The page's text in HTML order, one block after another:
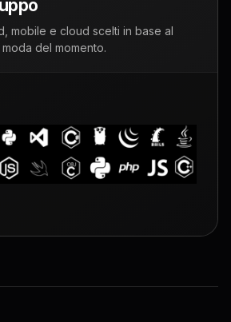
mobile e cloud scelti in base al
del momento.